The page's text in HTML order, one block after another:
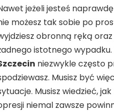
jeżeli jesteś
możesz tak sobie po
obronną ręką
istotnego
niezwykle często
Musisz być
Musisz wiedzieć,
niemal zawsze